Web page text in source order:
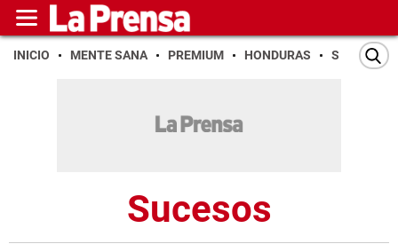
INICIO MENTE SANA PREMIUM HONDURAS SAN PEDRO
Sucesos